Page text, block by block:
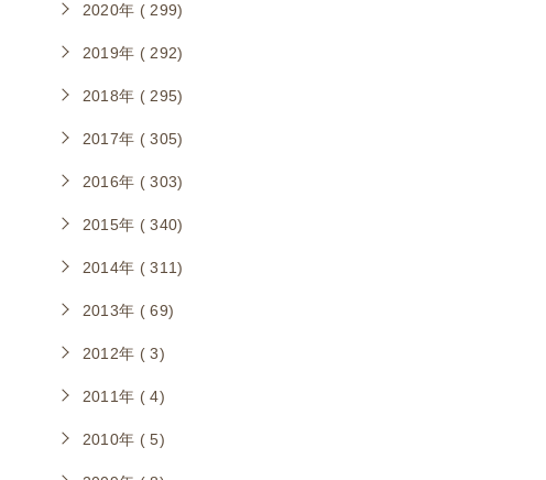
2020年 ( 299)
2019年 ( 292)
2018年 ( 295)
2017年 ( 305)
2016年 ( 303)
2015年 ( 340)
2014年 ( 311)
2013年 ( 69)
2012年 ( 3)
2011年 ( 4)
2010年 ( 5)